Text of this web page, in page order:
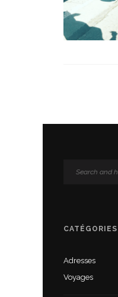
CATÉGORIES
Adresses
Voyages